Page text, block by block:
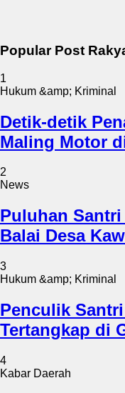
Popular Post
1
Hukum &amp; Kriminal
Detik-detik
Maling Motor
2
News
Puluhan
Balai Desa
3
Hukum &amp; Kriminal
Penculik
Tertangkap di
4
Kabar Daerah